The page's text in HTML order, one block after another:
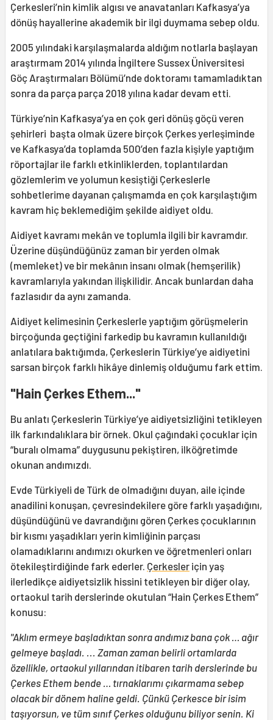
Çerkesleri’nin kimlik algısı ve anavatanları Kafkasya’ya
dönüş hayallerine akademik bir ilgi duymama sebep oldu.
2005 yılındaki karşılaşmalarda aldığım notlarla başlayan
araştırmam 2014 yılında İngiltere Sussex Üniversitesi
Göç Araştırmaları Bölümü’nde doktoramı tamamladıktan
sonra da parça parça 2018 yılına kadar devam etti.
Türkiye’nin Kafkasya’ya en çok geri dönüş göçü veren
şehirleri başta olmak üzere birçok Çerkes yerleşiminde
ve Kafkasya’da toplamda 500’den fazla kişiyle yaptığım
röportajlar ile farklı etkinliklerden, toplantılardan
gözlemlerim ve yolumun kesiştiği Çerkeslerle
sohbetlerime dayanan çalışmamda en çok karşılaştığım
kavram hiç beklemediğim şekilde aidiyet oldu.
Aidiyet kavramı mekân ve toplumla ilgili bir kavramdır.
Üzerine düşündüğünüz zaman bir yerden olmak
(memleket) ve bir mekânın insanı olmak (hemşerilik)
kavramlarıyla yakından ilişkilidir. Ancak bunlardan daha
fazlasıdır da aynı zamanda.
Aidiyet kelimesinin Çerkeslerle yaptığım görüşmelerin
birçoğunda geçtiğini farkedip bu kavramın kullanıldığı
anlatılara baktığımda, Çerkeslerin Türkiye’ye aidiyetini
sarsan birçok farklı hikâye dinlemiş olduğumu fark ettim.
"Hain Çerkes Ethem..."
Bu anlatı Çerkeslerin Türkiye’ye aidiyetsizliğini tetikleyen
ilk farkındalıklara bir örnek. Okul çağındaki çocuklar için
“buralı olmama” duygusunu pekiştiren, ilköğretimde
okunan andımızdı.
Evde Türkiyeli de Türk de olmadığını duyan, aile içinde
anadilini konuşan, çevresindekilere göre farklı yaşadığını,
düşündüğünü ve davrandığını gören Çerkes çocuklarının
bir kısmı yaşadıkları yerin kimliğinin parçası
olamadıklarını andımızı okurken ve öğretmenleri onları
ötekileştirdiğinde fark ederler. Çerkesler için yaş
ilerledikçe aidiyetsizlik hissini tetikleyen bir diğer olay,
ortaokul tarih derslerinde okutulan “Hain Çerkes Ethem”
konusu:
"Aklım ermeye başladıktan sonra andımız bana çok … ağır
gelmeye başladı. ... Zaman zaman belirli ortamlarda
özellikle, ortaokul yıllarından itibaren tarih derslerinde bu
Çerkes Ethem bende … tırnaklarımı çıkarmama sebep
olacak bir dönem haline geldi. Çünkü Çerkesce bir isim
taşıyorsun, ve tüm sınıf Çerkes olduğunu biliyor senin. Ki